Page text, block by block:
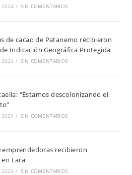
2024 / SIN COMENTARIOS
de cacao de Patanemo recibieron
Indicación Geográfica Protegida
2024 / SIN COMENTARIOS
“Estamos descolonizando el
2024 / SIN COMENTARIOS
emprendedoras recibieron
Lara
2024 / SIN COMENTARIOS